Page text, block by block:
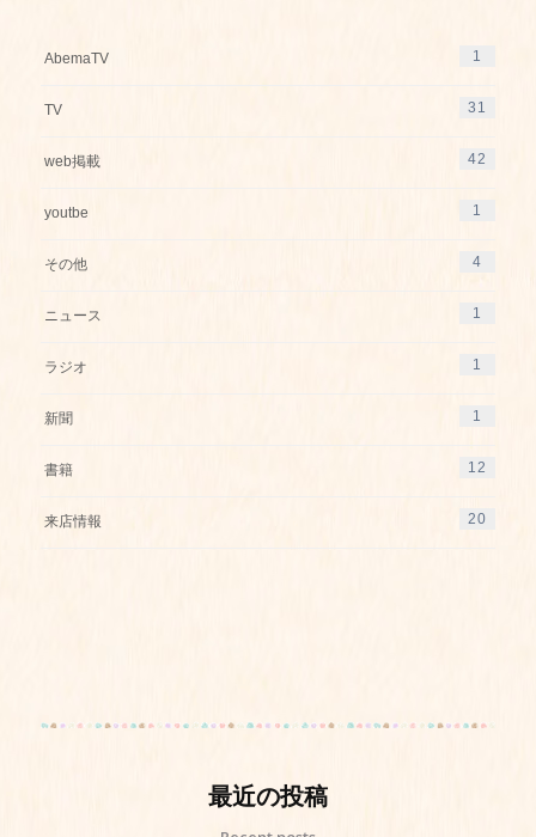
AbemaTV 1
TV 31
web掲載 42
youtbe 1
その他 4
ニュース 1
ラジオ 1
新聞 1
書籍 12
来店情報 20
最近の投稿